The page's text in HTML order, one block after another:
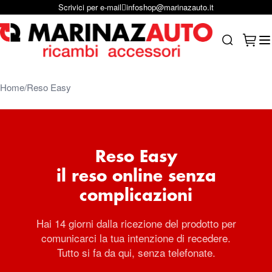
Salta al contenutoScrivici per e-mail infoshop@marinazauto.it
Home Reso Easy
Reso Easy
il reso online senza
complicazioni
Hai 14 giorni dalla ricezione del prodotto per
comunicarci la tua intenzione di recedere.
Tutto si fa da qui, senza telefonate.